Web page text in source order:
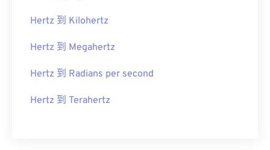
Hertz 到 Kilohertz
Hertz 到 Megahertz
Hertz 到 Radians per second
Hertz 到 Terahertz